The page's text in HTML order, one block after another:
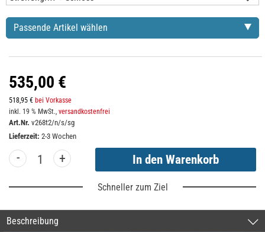
Passende Artikel wählen
535,00 €
518,95 € bei Vorkasse
inkl. 19 % MwSt., versandkostenfrei
Art.Nr. v268t2/n/s/sg
Lieferzeit: 2-3 Wochen
- +
Schneller zum Ziel
Beschreibung